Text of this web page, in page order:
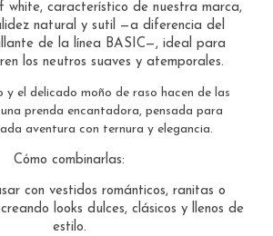
white, característico de nuestra marca,
natural y sutil —a diferencia del
de la línea BASIC—, ideal para
los neutros suaves y atemporales.
y el delicado moño de raso hacen de las
prenda encantadora, pensada para
aventura con ternura y elegancia.
Cómo combinarlas:
con vestidos románticos, ranitas o
looks dulces, clásicos y llenos de
estilo.